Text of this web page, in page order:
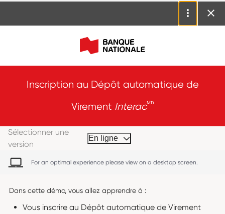
Inscription au Dépôt automatique de
Virement Interacᴹᴰ
Sélectionner une
version
En ligne
For an optimal experience please view on a desktop screen.
Dans cette démo, vous allez apprendre à :
Vous inscrire au Dépôt automatique de Virement